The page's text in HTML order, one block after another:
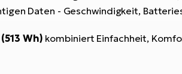
Daten - Geschwindigkeit,
Wh) kombiniert Einfachheit,